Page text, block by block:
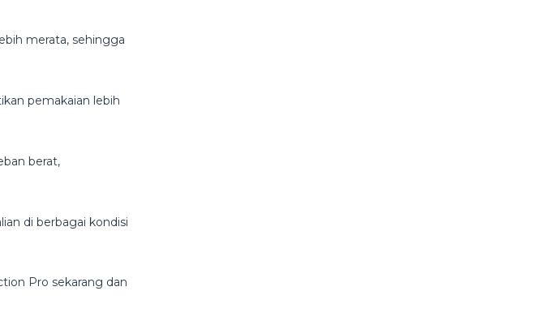
merata, sehingga
pemakaian lebih
berat,
di berbagai kondisi
Pro sekarang dan